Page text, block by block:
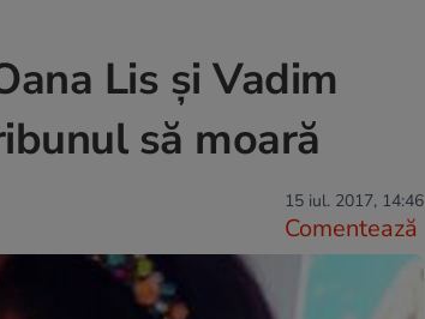
Lis şi Vadim
să moară
15 iul. 2017, 14:46
Comentează